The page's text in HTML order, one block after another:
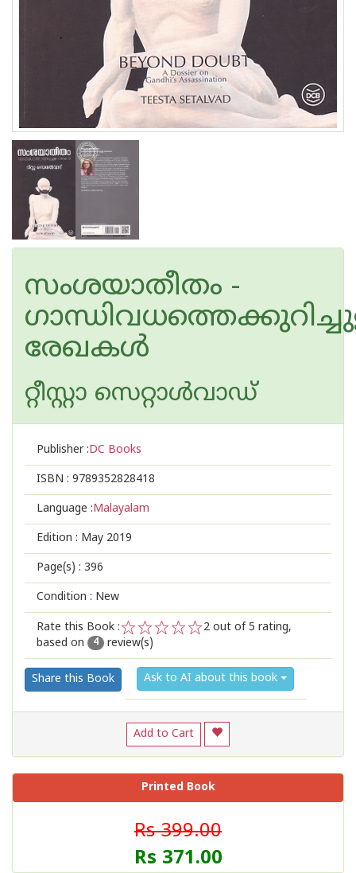
സംശയാതീതം -
രേഖകൾ
റ്റീസ്റ്റാ സെറ്റാള്‍‌വാഡ്
Publisher :DC Books
ISBN : 9789352828418
Language :Malayalam
Edition : May 2019
Page(s) : 396
Condition : New
Rate this Book :
2
1
2 out of 5 rating,
based on
4 review(s)
Share this Book Ask to AI about this book
Add to Cart
Printed Book
Rs 399.00
Rs 371.00